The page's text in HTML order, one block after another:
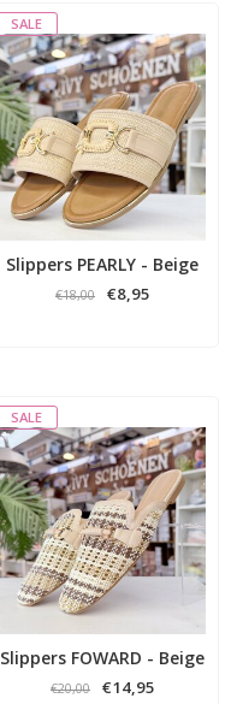
SALE
Slippers PEARLY - Beige
€18,00 €8,95
SALE
Slippers FOWARD - Beige
€20,00 €14,95